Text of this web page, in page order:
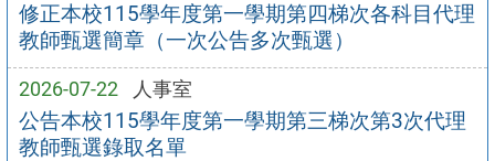
修正本校115學年度第一學期第四梯次各科目代理
教師甄選簡章（一次公告多次甄選）
2026-07-22 人事室
公告本校115學年度第一學期第三梯次第3次代理
教師甄選錄取名單